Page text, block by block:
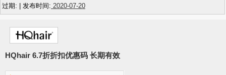
过期: | 发布时间: 2020-07-20
HQhair 6.7折折扣优惠码 长期有效